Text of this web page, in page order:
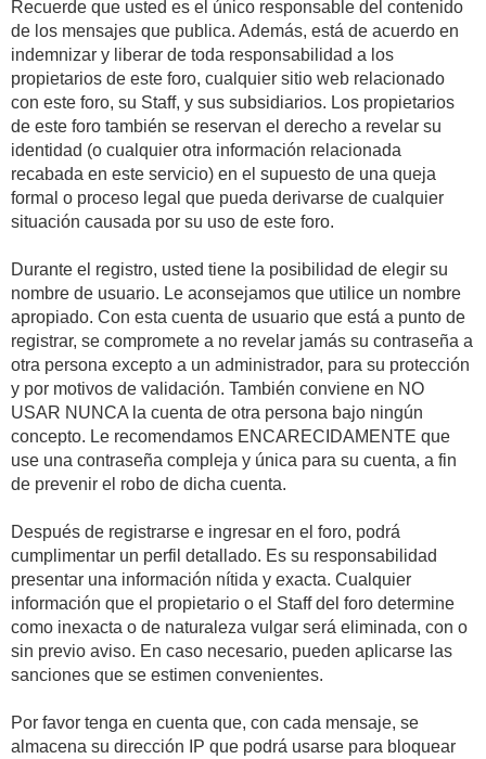
Recuerde que usted es el único responsable del contenido
de los mensajes que publica. Además, está de acuerdo en
indemnizar y liberar de toda responsabilidad a los
propietarios de este foro, cualquier sitio web relacionado
con este foro, su Staff, y sus subsidiarios. Los propietarios
de este foro también se reservan el derecho a revelar su
identidad (o cualquier otra información relacionada
recabada en este servicio) en el supuesto de una queja
formal o proceso legal que pueda derivarse de cualquier
situación causada por su uso de este foro.
Durante el registro, usted tiene la posibilidad de elegir su
nombre de usuario. Le aconsejamos que utilice un nombre
apropiado. Con esta cuenta de usuario que está a punto de
registrar, se compromete a no revelar jamás su contraseña a
otra persona excepto a un administrador, para su protección
y por motivos de validación. También conviene en NO
USAR NUNCA la cuenta de otra persona bajo ningún
concepto. Le recomendamos ENCARECIDAMENTE que
use una contraseña compleja y única para su cuenta, a fin
de prevenir el robo de dicha cuenta.
Después de registrarse e ingresar en el foro, podrá
cumplimentar un perfil detallado. Es su responsabilidad
presentar una información nítida y exacta. Cualquier
información que el propietario o el Staff del foro determine
como inexacta o de naturaleza vulgar será eliminada, con o
sin previo aviso. En caso necesario, pueden aplicarse las
sanciones que se estimen convenientes.
Por favor tenga en cuenta que, con cada mensaje, se
almacena su dirección IP que podrá usarse para bloquear